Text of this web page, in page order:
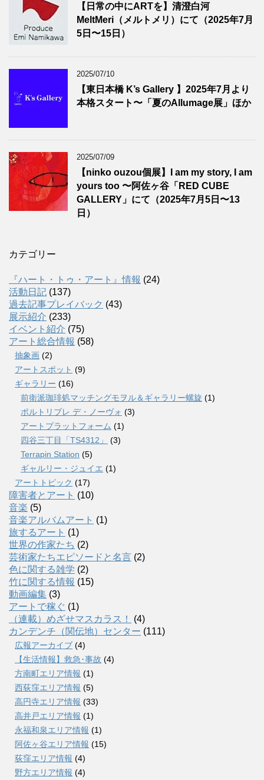
【日常の中にARTを】清澄白河
MeltMeri（メルトメリ）にて（2025年7月
5日〜15日）
2025/07/10
【東日本橋 K’s Gallery 】2025年7月より
本格スタート〜「夏のAllumage展」ほか
2025/07/09
【ninko ouzou個展】I am my story, I am
yours too 〜阿佐ヶ谷「RED CUBE
GALLERY」にて（2025年7月5日〜13
日）
カテゴリー
『ハート・トゥ・アート』情報 (24)
活動日記 (137)
過去記事プレイバック (43)
展示紹介 (233)
イベント紹介 (75)
アート総合情報 (58)
抽象画 (2)
アートスポット (9)
ギャラリー (16)
前衛派珈琲処マッチングモヲル＆ギャラリー螺旋 (1)
ポルトリブレ デ・ノーヴォ (3)
アートプラットフォーム (1)
四谷三丁目「TS4312」
(3)
Terrapin Station (5)
ギャルリー・ジュイエ (1)
アートトピック (17)
障害者とアート (10)
音楽 (5)
音楽アルバムアート (1)
旅するアート (1)
世界の作家たち (2)
芸術家たちエピソードと名言 (2)
色に関する雑学 (2)
竹に関する情報 (15)
動画編集 (3)
アートで稼ぐ (1)
（連載）めざせマスカラス！
(4)
カンデンチ（関伝地）センター (111)
広報アーカイブ (4)
【生活情報】救急･事故 (4)
方南町エリア情報 (1)
西荻窪エリア情報 (5)
高円寺エリア情報 (33)
高井戸エリア情報 (1)
永福和泉エリア情報 (1)
阿佐ヶ谷エリア情報 (15)
荻窪エリア情報 (4)
野方エリア情報 (4)